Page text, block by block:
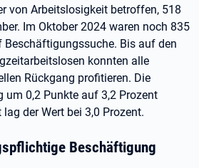
von Arbeitslosigkeit betroffen, 518
Im Oktober 2024 waren noch 835
Beschäftigungssuche. Bis auf den
konnten alle
Rückgang profitieren. Die
um 0,2 Punkte auf 3,2 Prozent
der Wert bei 3,0 Prozent.
Beschäftigung